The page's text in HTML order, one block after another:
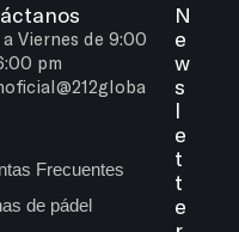
a Viernes de 9:00
pm
Frecuentes
de pádel
N
e
w
s
l
e
t
t
e